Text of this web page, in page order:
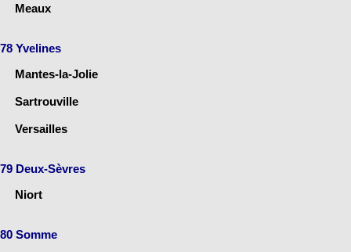
Meaux
78 Yvelines
Mantes-la-Jolie
Sartrouville
Versailles
79 Deux-Sèvres
Niort
80 Somme